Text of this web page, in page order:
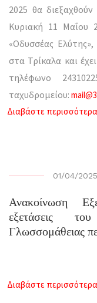
2025 θα
Κυριακή 11 Μαΐου
«Οδυσσέας
στα Τρίκαλα και
τηλέφωνο
ταχυδρομείου:
Διαβάστε περισσότερα
01/04/2025
Ανακοίνωση
εξετάσεις
Γλωσσομάθειας
Διαβάστε περισσότερα